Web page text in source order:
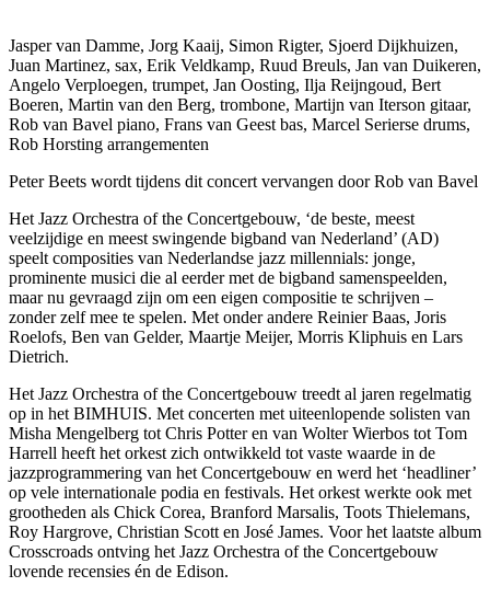
Jasper van Damme, Jorg Kaaij, Simon Rigter, Sjoerd Dijkhuizen,
Juan Martinez, sax, Erik Veldkamp, Ruud Breuls, Jan van Duikeren,
Angelo Verploegen, trumpet, Jan Oosting, Ilja Reijngoud, Bert
Boeren, Martin van den Berg, trombone, Martijn van Iterson gitaar,
Rob van Bavel piano, Frans van Geest bas, Marcel Serierse drums,
Rob Horsting arrangementen
Peter Beets wordt tijdens dit concert vervangen door Rob van Bavel
Het Jazz Orchestra of the Concertgebouw, ‘de beste, meest
veelzijdige en meest swingende bigband van Nederland’ (AD)
speelt composities van Nederlandse jazz millennials: jonge,
prominente musici die al eerder met de bigband samenspeelden,
maar nu gevraagd zijn om een eigen compositie te schrijven –
zonder zelf mee te spelen. Met onder andere Reinier Baas, Joris
Roelofs, Ben van Gelder, Maartje Meijer, Morris Kliphuis en Lars
Dietrich.
Het Jazz Orchestra of the Concertgebouw treedt al jaren regelmatig
op in het BIMHUIS. Met concerten met uiteenlopende solisten van
Misha Mengelberg tot Chris Potter en van Wolter Wierbos tot Tom
Harrell heeft het orkest zich ontwikkeld tot vaste waarde in de
jazzprogrammering van het Concertgebouw en werd het ‘headliner’
op vele internationale podia en festivals. Het orkest werkte ook met
grootheden als Chick Corea, Branford Marsalis, Toots Thielemans,
Roy Hargrove, Christian Scott en José James. Voor het laatste album
Crosscroads ontving het Jazz Orchestra of the Concertgebouw
lovende recensies én de Edison.